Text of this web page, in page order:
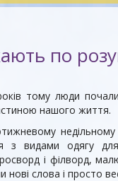
по
тому люди
нашого життя.
з видами одягу
і філворд,
нові слова і просто